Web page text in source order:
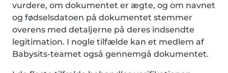
vurdere, om dokumentet er ægte, og om navnet
og fødselsdatoen på dokumentet stemmer
overens med detaljerne på deres indsendte
legitimation. I nogle tilfælde kan et medlem af
Babysits-teamet også gennemgå dokumentet.